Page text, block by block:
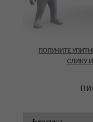
ПОПУНИТЕ
СЛИКУ